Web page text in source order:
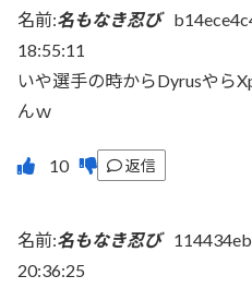
名前:名もなき忍び
18:55:11
いや選手の時からDyrusやら
んｗ
返信
名前:名もなき忍び
20:36:25